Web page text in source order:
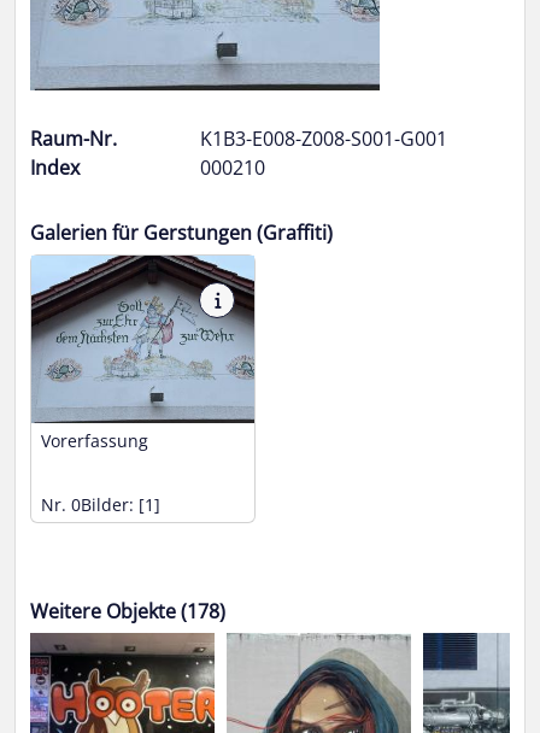
Raum-Nr.
K1B3-E008-Z008-S001-G001
Index
000210
Galerien für Gerstungen (Graffiti)
Vorerfassung
Nr. 0Bilder: [1]
Weitere Objekte (178)